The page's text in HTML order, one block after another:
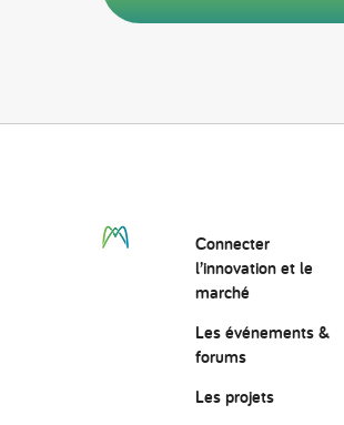
Connecter
l’innovationet le
marché
Les événements &
forums
Les projets